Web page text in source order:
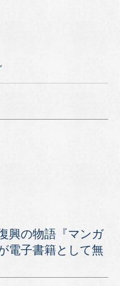
興の物語『マンガ
電子書籍として無